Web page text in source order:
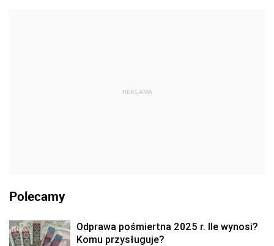
REKLAMA
Polecamy
Odprawa pośmiertna 2025 r. Ile wynosi?
Komu przysługuje?